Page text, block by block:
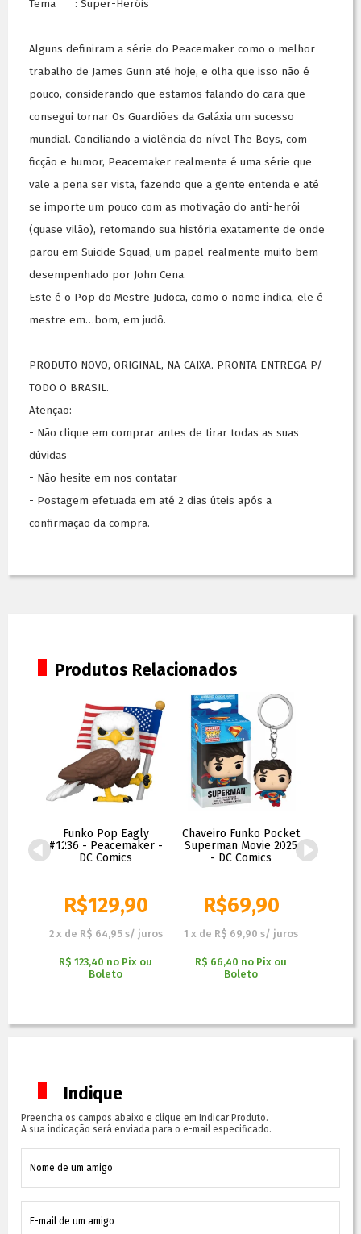
Tema : Super-Heróis
Alguns definiram a série do Peacemaker como o melhor
trabalho de James Gunn até hoje, e olha que isso não é
pouco, considerando que estamos falando do cara que
consegui tornar Os Guardiões da Galáxia um sucesso
mundial. Conciliando a violência do nível The Boys, com
ficção e humor, Peacemaker realmente é uma série que
vale a pena ser vista, fazendo que a gente entenda e até
se importe um pouco com as motivação do anti-herói
(quase vilão), retomando sua história exatamente de onde
parou em Suicide Squad, um papel realmente muito bem
desempenhado por John Cena.
Este é o Pop do Mestre Judoca, como o nome indica, ele é
mestre em…bom, em judô.
PRODUTO NOVO, ORIGINAL, NA CAIXA. PRONTA ENTREGA P/
TODO O BRASIL.
Atenção:
- Não clique em comprar antes de tirar todas as suas
dúvidas
- Não hesite em nos contatar
- Postagem efetuada em até 2 dias úteis após a
confirmação da compra.
Produtos Relacionados
-
Funko Pop Eagly
#1236 - Peacemaker -
DC Comics
R$129,90
2 x de R$ 64,95 s/ juros
R$ 123,40 no Pix ou
Boleto
Chaveiro Funko Pocket
Superman Movie 2025
- DC Comics
R$69,90
1 x de R$ 69,90 s/ juros
R$ 66,40 no Pix ou
Boleto
Indique
Preencha os campos abaixo e clique em Indicar Produto.
A sua indicação será enviada para o e-mail especificado.